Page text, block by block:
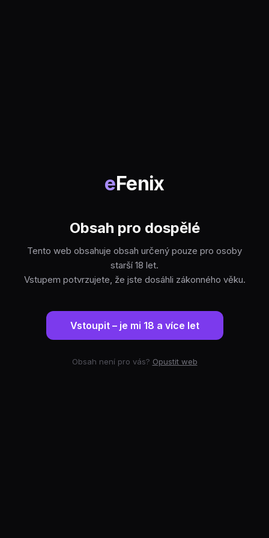
eFenix
Obsah pro dospělé
Tento web obsahuje obsah určený pouze pro osoby
starší 18 let.
Vstupem potvrzujete, že jste dosáhli zákonného věku.
Vstoupit – je mi 18 a více let
Obsah není pro vás? Opustit web